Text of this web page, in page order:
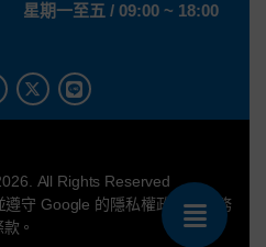
星期一至五 / 09:00 ~ 18:00
All Rights Reserved
遵守 Google 的隱私權政策與服務
款 。